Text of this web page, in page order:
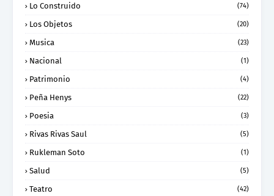
Lo Construido (74)
Los Objetos (20)
Musica (23)
Nacional (1)
Patrimonio (4)
Peña Henys (22)
Poesia (3)
Rivas Rivas Saul (5)
Rukleman Soto (1)
Salud (5)
Teatro (42)